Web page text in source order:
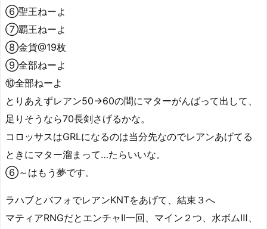
⑥聖王ねーよ
⑦覇王ねーよ
⑧金貨@19枚
⑨全部ねーよ
⑩全部ねーよ
とりあえずレアン50→60の間にマターがんばって出して、
足りそうなら70長剣さげるかな。
コロッサスはGRLになるのは当分先なのでレアンあげてる
ときにマター溜まって…たらいいな。
⑥～はもう夢です。
ラハブとバフォでレアンKNTをあげて、結束３へ
マティアRNGだとエンチャⅡ一回、マイン２つ、水ボムⅢ、